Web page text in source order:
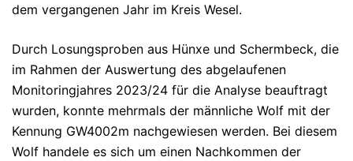
dem vergangenen Jahr im Kreis Wesel.
Durch Losungsproben aus Hünxe und Schermbeck, die
im Rahmen der Auswertung des abgelaufenen
Monitoringjahres 2023/24 für die Analyse beauftragt
wurden, konnte mehrmals der männliche Wolf mit der
Kennung GW4002m nachgewiesen werden. Bei diesem
Wolf handele es sich um einen Nachkommen der